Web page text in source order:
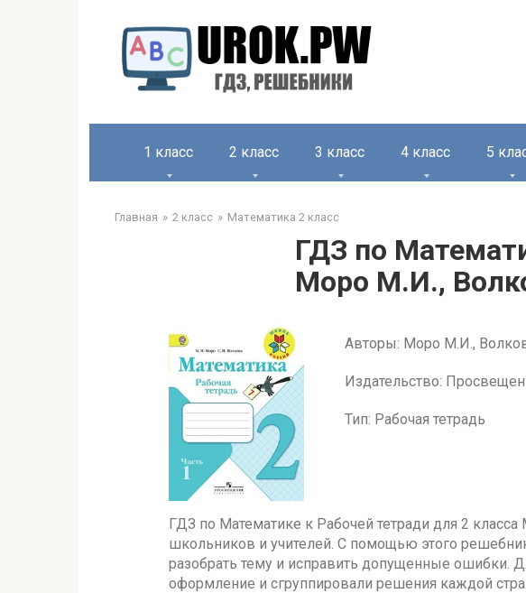
1 класс 2 класс 3 класс 4 класс 5
Главная 2 класс Математика 2 класс
ГДЗ по
Моро М.И.,
Авторы: Моро М.И.,
Издательство:
Тип: Рабочая тетрадь
ГДЗ по Математике к Рабочей тетради для 2
школьников и учителей. С помощью этого
разобрать тему и исправить допущенные ошибки.
оформление и сгруппировали решения каждой